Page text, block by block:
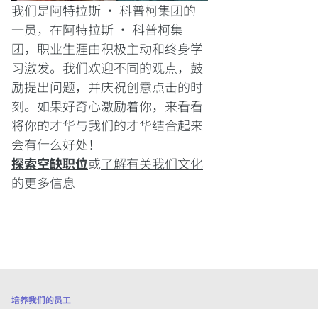
我们是阿特拉斯 · 科普柯集团的
一员，在阿特拉斯 · 科普柯集
团，职业生涯由积极主动和终身学
习激发。我们欢迎不同的观点，鼓
励提出问题，并庆祝创意点击的时
刻。如果好奇心激励着你，来看看
将你的才华与我们的才华结合起来
会有什么好处！
探索空缺职位或了解有关我们文化
的更多信息
培养我们的员工